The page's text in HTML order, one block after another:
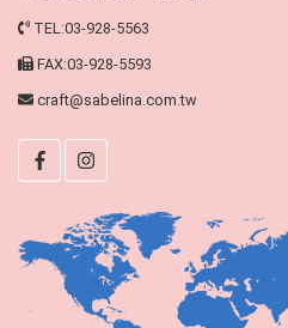
TEL:03-928-5563
FAX:03-928-5593
craft@sabelina.com.tw